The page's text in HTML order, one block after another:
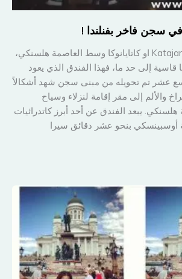
سجن فاخر بفنلندا !
يقدم فندق Katajanokka او كاتايانوكا وسط العاصمة هلسنكي،
قاسية إلى حد ما، فهذا الفندق الذي يعود
عشر تم تحويله من مبنى سجن شهد أشكالاً
والألم إلى مقر إقامة لنزلاء وسياح
هلسنكي. يبعد الفندق عن أحد أبرز كاتدرائيات
أوسبينسكي بنحو عشر دقائق سيرا